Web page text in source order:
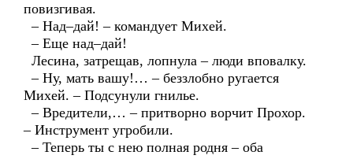
повизгивая.
– Над–дай! – командует Михей.
– Еще над–дай!
Лесина, затрещав, лопнула – люди вповалку.
– Ну, мать вашу!… – беззлобно ругается
Михей. – Подсунули гнилье.
– Вредители,… – притворно ворчит Прохор.
– Инструмент угробили.
– Теперь ты с нею полная родня – оба